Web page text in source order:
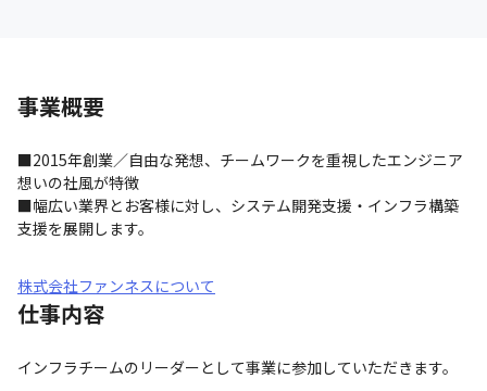
事業概要
■2015年創業／自由な発想、チームワークを重視したエンジニア
想いの社風が特徴
■幅広い業界とお客様に対し、システム開発支援・インフラ構築
支援を展開します。
株式会社ファンネスについて
仕事内容
インフラチームのリーダーとして事業に参加していただきます。